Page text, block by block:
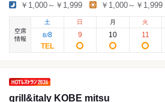
￥1,000～￥1,999 ￥1,000～￥1,999
空席
情報
土
8/8
日
9
月
10
火
11
grill&italy KOBE mitsu